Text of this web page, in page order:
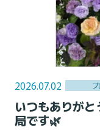
2026.07.02
いつもありが
局です🌿